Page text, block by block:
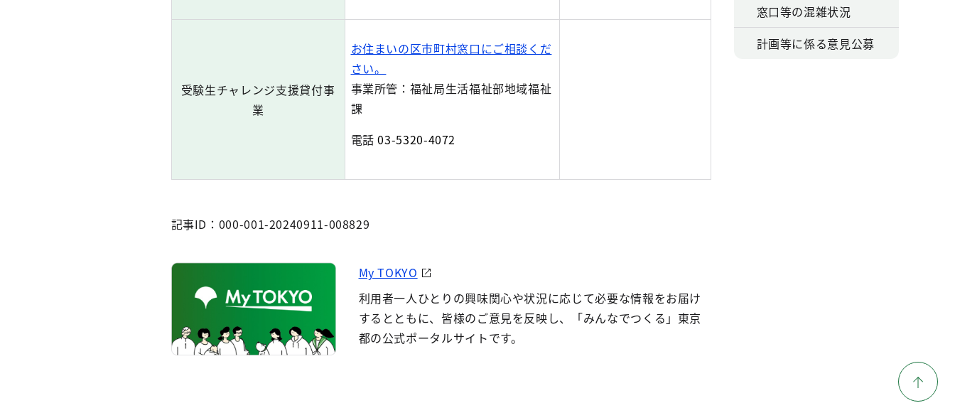
受験生チャレンジ支援貸付事
業
お住まいの区市町村窓口にご相談くだ
さい。
事業所管：福祉局生活福祉部地域福祉
課
電話03-5320-4072
記事ID：000-001-20240911-008829
My TOKYO
利用者一人ひとりの興味関心や状況に応じて必要な情報をお届け
するとともに、皆様のご意見を反映し、「みんなでつくる」東京
都の公式ポータルサイトです。
窓口等の混雑状況
計画等に係る意見公募